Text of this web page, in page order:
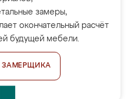
замеры,
окончательный расчёт
будущей мебели.
ЗАМЕРЩИКА